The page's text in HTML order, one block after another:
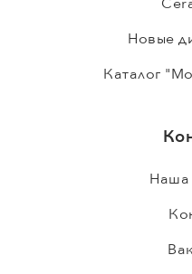
Новые
Каталог
Наша